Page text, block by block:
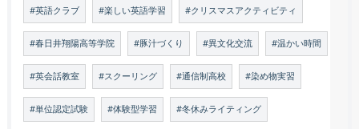
#英語クラブ #楽しい英語学習 #クリスマスアクティビティ
#春日井翔陽高等学院 #豚汁づくり #異文化交流 #温かい時間
#英会話教室 #スクーリング #通信制高校 #染め物実習
#単位認定試験 #体験型学習 #冬休みライティング